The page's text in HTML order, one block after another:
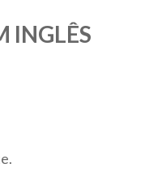
INGLÊS